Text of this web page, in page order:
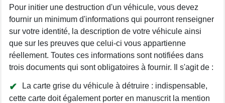
Pour initier une destruction d'un véhicule, vous devez
fournir un minimum d'informations qui pourront renseigner
sur votre identité, la description de votre véhicule ainsi
que sur les preuves que celui-ci vous appartienne
réellement. Toutes ces informations sont notifiées dans
trois documents qui sont obligatoires à fournir. Il s'agit de :
La carte grise du véhicule à détruire : indispensable,
cette carte doit également porter en manuscrit la mention